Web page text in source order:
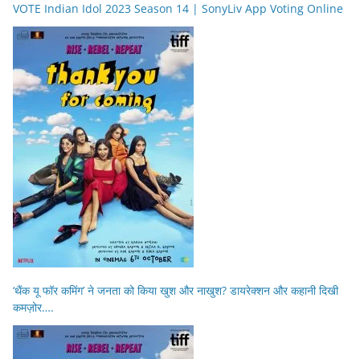
VOTE Indian Idol 2023 Season 14 | SonyLiv App Voting Online
‘थैंक यू फॉर कमिंग’ ने जनता को किया खुश और नाखुश? डायरेक्शन और कहानी दिखी
कमज़ोर….